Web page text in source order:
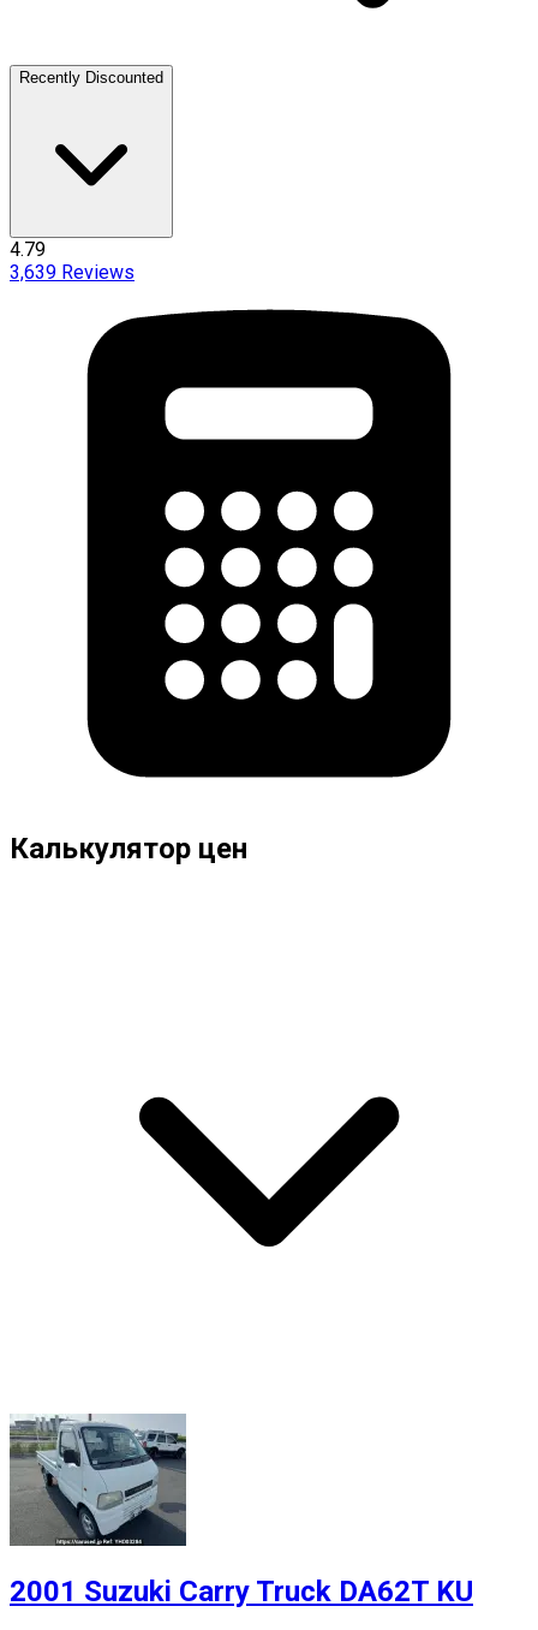
Recently Discounted
4.79
3,639 Reviews
Калькулятор цен
2001 Suzuki Carry Truck DA62T KU